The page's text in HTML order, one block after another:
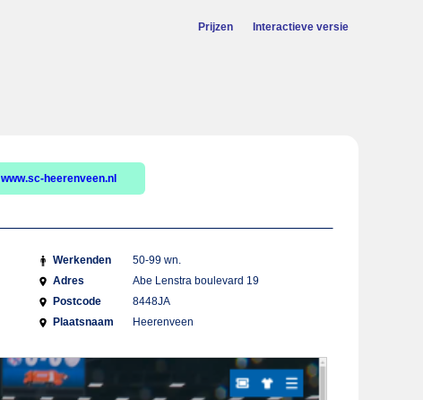
Prijzen Interactieve versie
www.sc-heerenveen.nl
Werkenden
50-99 wn.
Adres
Abe Lenstra boulevard 19
Postcode
8448JA
Plaatsnaam
Heerenveen